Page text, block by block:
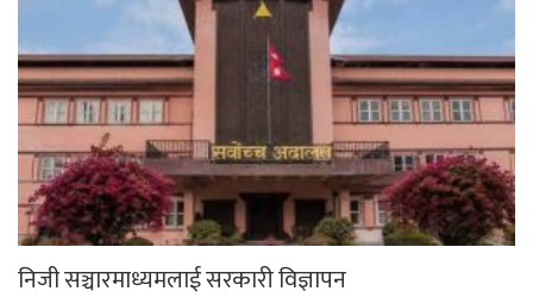
निजी सञ्चारमाध्यमलाई सरकारी विज्ञापन